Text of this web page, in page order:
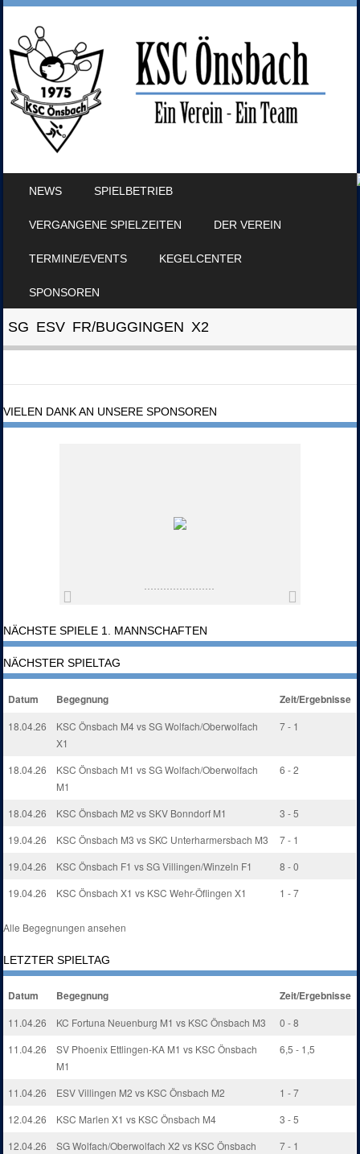
NEWS SPIELBETRIEB
VERGANGENE SPIELZEITEN DER VEREIN
TERMINE/EVENTS KEGELCENTER
SPONSOREN
SG ESV FR/BUGGINGEN X2
VIELEN DANK AN UNSERE SPONSOREN
NÄCHSTE SPIELE 1. MANNSCHAFTEN
NÄCHSTER SPIELTAG
Datum Begegnung Zeit/Ergebnisse
18.04.26
KSC Önsbach M4 vs SG Wolfach/Oberwolfach
X1
7 - 1
18.04.26
KSC Önsbach M1 vs SG Wolfach/Oberwolfach
M1
6 - 2
18.04.26 KSC Önsbach M2 vs SKV Bonndorf M1
3 - 5
19.04.26
KSC Önsbach M3 vs SKC Unterharmersbach M3
7 - 1
19.04.26
KSC Önsbach F1 vs SG Villingen/Winzeln F1
8 - 0
19.04.26
KSC Önsbach X1 vs KSC Wehr-Öflingen X1 1 - 7
Alle Begegnungen ansehen
LETZTER SPIELTAG
Datum Begegnung Zeit/Ergebnisse
11.04.26 KC Fortuna Neuenburg M1 vs KSC Önsbach M3
0 - 8
11.04.26
SV Phoenix Ettlingen-KA M1 vs KSC Önsbach
M1
6,5 - 1,5
11.04.26 ESV Villingen M2 vs KSC Önsbach M2
1 - 7
12.04.26
KSC Marlen X1 vs KSC Önsbach M4
3 - 5
12.04.26
SG Wolfach/Oberwolfach X2 vs KSC Önsbach
7 - 1